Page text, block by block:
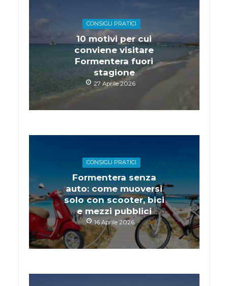
CONSIGLI PRATICI
10 motivi per cui
conviene visitare
Formentera fuori
stagione
27 Aprile 2026
CONSIGLI PRATICI
Formentera senza
auto: come muoversi
solo con scooter, bici
e mezzi pubblici
16 Aprile 2026